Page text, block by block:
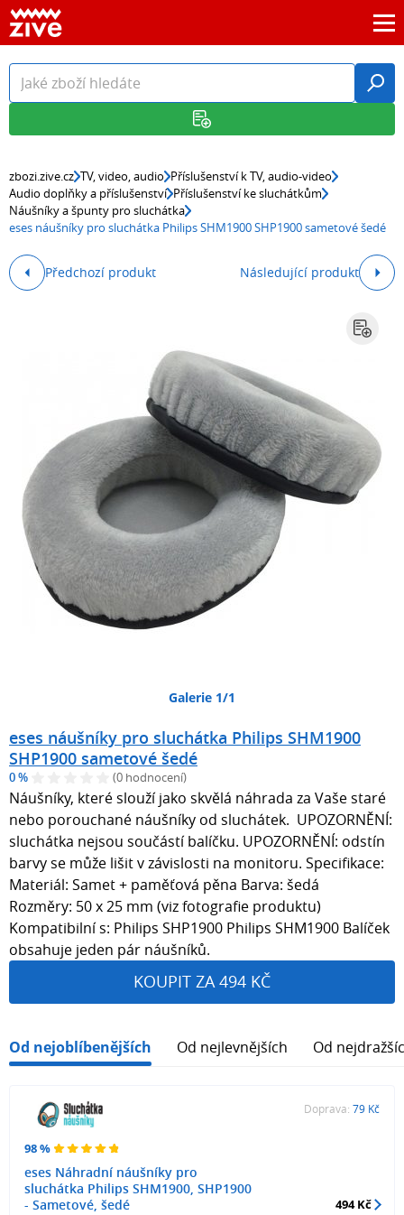
zbozi.zive.cz TV, video, audio Příslušenství k TV, audio-video
Audio doplňky a příslušenství Příslušenství ke sluchátkům
Náušníky a špunty pro sluchátka
eses náušníky pro sluchátka Philips SHM1900 SHP1900 sametové šedé
Předchozí produkt Následující produkt
Galerie 1/1
eses náušníky pro sluchátka Philips SHM1900
SHP1900 sametové šedé
0 % (0 hodnocení)
Náušníky, které slouží jako skvělá náhrada za Vaše staré
nebo porouchané náušníky od sluchátek. UPOZORNĚNÍ:
sluchátka nejsou součástí balíčku. UPOZORNĚNÍ: odstín
barvy se může lišit v závislosti na monitoru. Specifikace:
Materiál: Samet + paměťová pěna Barva: šedá
Rozměry: 50 x 25 mm (viz fotografie produktu)
Kompatibilní s: Philips SHP1900 Philips SHM1900 Balíček
obsahuje jeden pár náušníků.
KOUPIT ZA 494 KČ
Od nejoblíbenějších Od nejlevnějších Od
98 %
eses Náhradní náušníky pro
sluchátka Philips SHM1900, SHP1900
- Sametové, šedé
Doprava: 79 Kč
494 Kč